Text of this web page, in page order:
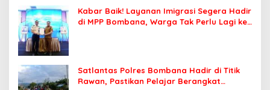
Kabar Baik! Layanan Imigrasi Segera Hadir
di MPP Bombana, Warga Tak Perlu Lagi ke
Satlantas Polres Bombana Hadir di Titik
Rawan, Pastikan Pelajar Berangkat